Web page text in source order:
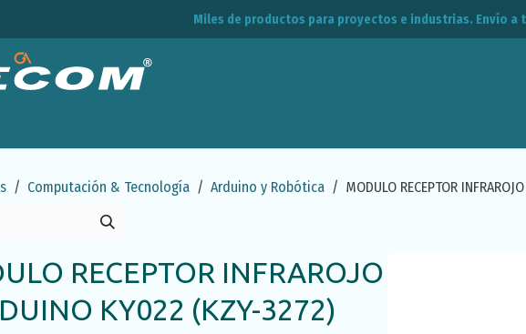
Miles de productos para proyectos e industrias. Envío a
Computación & Tecnología Arduino y Robótica MODULO RECEPTOR
RECEPTOR INFRAROJO
KY022 (KZY-3272)